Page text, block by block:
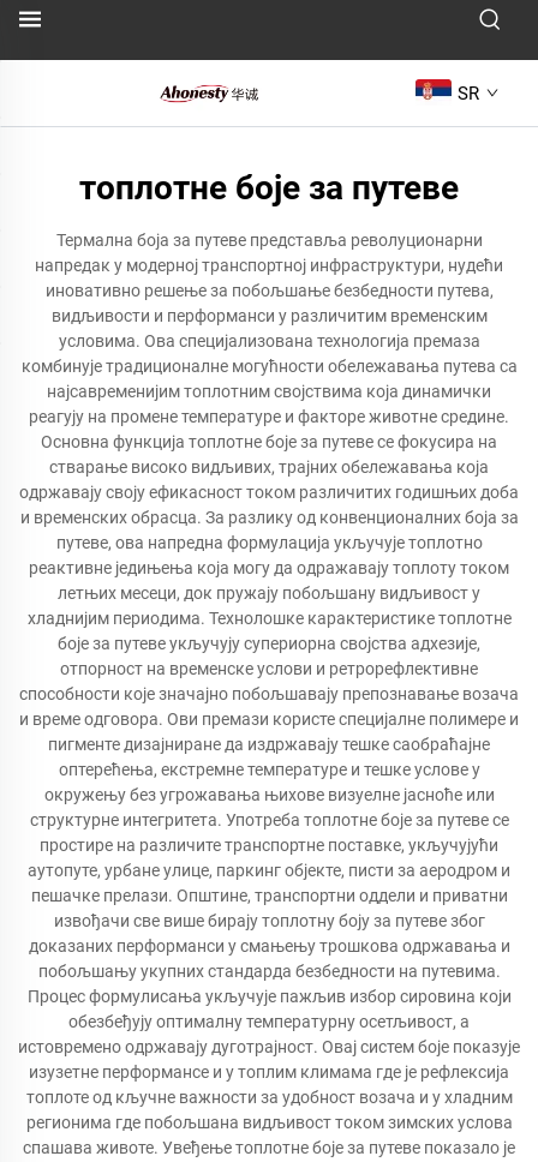
SR
топлотне боје за путеве
Термална боја за путеве представља револуционарни
напредак у модерној транспортној инфраструктури, нудећи
иновативно решење за побољшање безбедности путева,
видљивости и перформанси у различитим временским
условима. Ова специјализована технологија премаза
комбинује традиционалне могућности обележавања путева са
најсавременијим топлотним својствима која динамички
реагују на промене температуре и факторе животне средине.
Основна функција топлотне боје за путеве се фокусира на
стварање високо видљивих, трајних обележавања која
одржавају своју ефикасност током различитих годишњих доба
и временских обрасца. За разлику од конвенционалних боја за
путеве, ова напредна формулација укључује топлотно
реактивне једињења која могу да одражавају топлоту током
летњих месеци, док пружају побољшану видљивост у
хладнијим периодима. Технолошке карактеристике топлотне
боје за путеве укључују супериорна својства адхезије,
отпорност на временске услови и ретрорефлективне
способности које значајно побољшавају препознавање возача
и време одговора. Ови премази користе специјалне полимере и
пигменте дизајниране да издржавају тешке саобраћајне
оптерећења, екстремне температуре и тешке услове у
окружењу без угрожавања њихове визуелне јасноће или
структурне интегритета. Употреба топлотне боје за путеве се
простире на различите транспортне поставке, укључујући
аутопуте, урбане улице, паркинг објекте, писти за аеродром и
пешачке прелази. Општине, транспортни оддели и приватни
извођачи све више бирају топлотну боју за путеве због
доказаних перформанси у смањењу трошкова одржавања и
побољшању укупних стандарда безбедности на путевима.
Процес формулисања укључује пажљив избор сировина који
обезбеђују оптималну температурну осетљивост, а
истовремено одржавају дуготрајност. Овај систем боје показује
изузетне перформансе и у топлим климама где је рефлексија
топлоте од кључне важности за удобност возача и у хладним
регионима где побољшана видљивост током зимских услова
спашава животе. Увеђење топлотне боје за путеве показало је